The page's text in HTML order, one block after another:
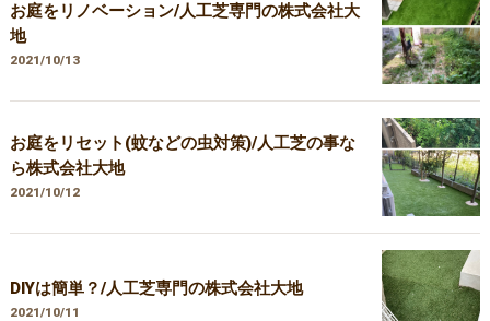
お庭をリノベーション/人工芝専門の株式会社大
地
2021/10/13
お庭をリセット(蚊などの虫対策)/人工芝の事な
ら株式会社大地
2021/10/12
DIYは簡単？/人工芝専門の株式会社大地
2021/10/11